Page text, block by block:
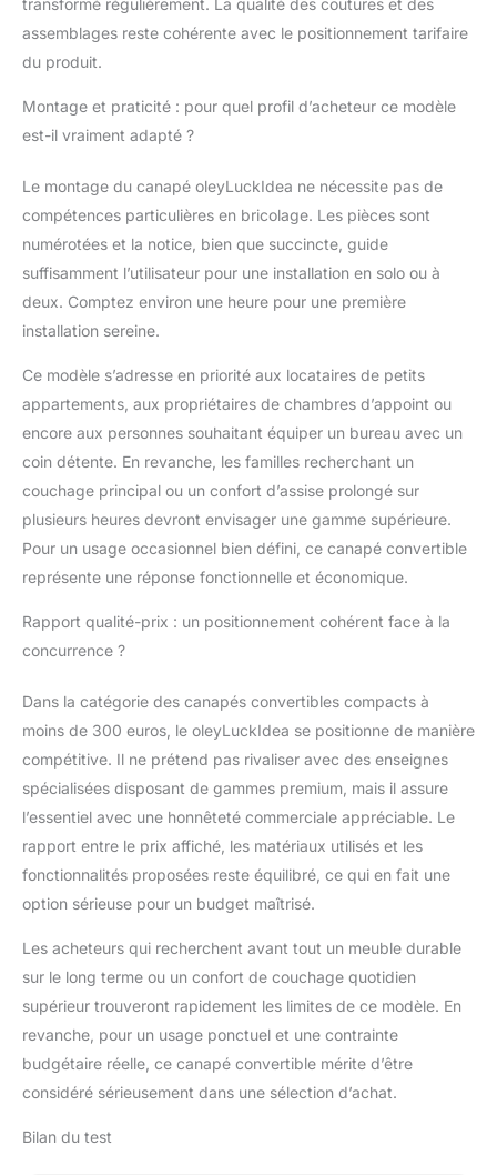
assemblages reste cohérente avec le positionnement tarifaire
du produit.
Montage et praticité : pour quel profil d’acheteur ce modèle
est-il vraiment adapté ?
Le montage du canapé oleyLuckIdea ne nécessite pas de
compétences particulières en bricolage. Les pièces sont
numérotées et la notice, bien que succincte, guide
suffisamment l’utilisateur pour une installation en solo ou à
deux. Comptez environ une heure pour une première
installation sereine.
Ce modèle s’adresse en priorité aux locataires de petits
appartements, aux propriétaires de chambres d’appoint ou
encore aux personnes souhaitant équiper un bureau avec un
coin détente. En revanche, les familles recherchant un
couchage principal ou un confort d’assise prolongé sur
plusieurs heures devront envisager une gamme supérieure.
Pour un usage occasionnel bien défini, ce canapé convertible
représente une réponse fonctionnelle et économique.
Rapport qualité-prix : un positionnement cohérent face à la
concurrence ?
Dans la catégorie des canapés convertibles compacts à
moins de 300 euros, le oleyLuckIdea se positionne de manière
compétitive. Il ne prétend pas rivaliser avec des enseignes
spécialisées disposant de gammes premium, mais il assure
l’essentiel avec une honnêteté commerciale appréciable. Le
rapport entre le prix affiché, les matériaux utilisés et les
fonctionnalités proposées reste équilibré, ce qui en fait une
option sérieuse pour un budget maîtrisé.
Les acheteurs qui recherchent avant tout un meuble durable
sur le long terme ou un confort de couchage quotidien
supérieur trouveront rapidement les limites de ce modèle. En
revanche, pour un usage ponctuel et une contrainte
budgétaire réelle, ce canapé convertible mérite d’être
considéré sérieusement dans une sélection d’achat.
Bilan du test